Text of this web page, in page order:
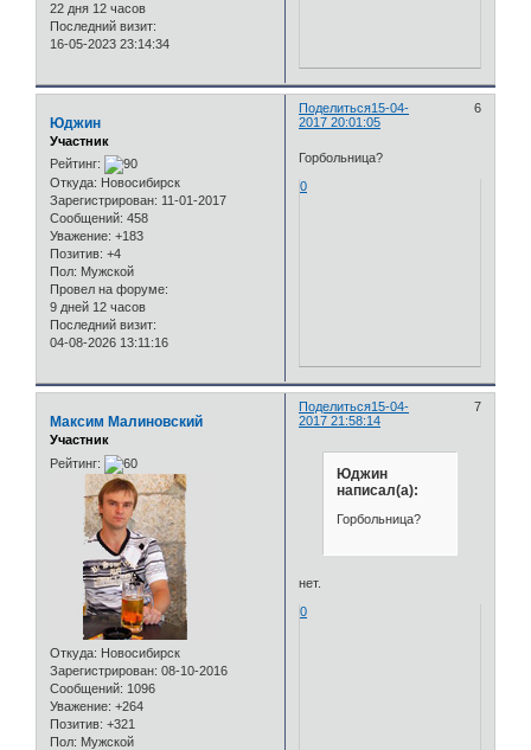
22 дня 12 часов
Последний визит:
16-05-2023 23:14:34
Поделиться 6
15-04-
2017 20:01:05
Юджин
Участник
Рейтинг:
Откуда: Новосибирск
Зарегистрирован: 11-01-2017
Сообщений: 458
Уважение: +183
Позитив: +4
Пол: Мужской
Провел на форуме:
9 дней 12 часов
Последний визит:
04-08-2026 13:11:16
Горбольница?
0
Поделиться 7
15-04-
2017 21:58:14
Максим Малиновский
Участник
Рейтинг:
Откуда: Новосибирск
Зарегистрирован: 08-10-2016
Сообщений: 1096
Уважение: +264
Позитив: +321
Пол: Мужской
Юджин
написал(а):
Горбольница?
нет.
0